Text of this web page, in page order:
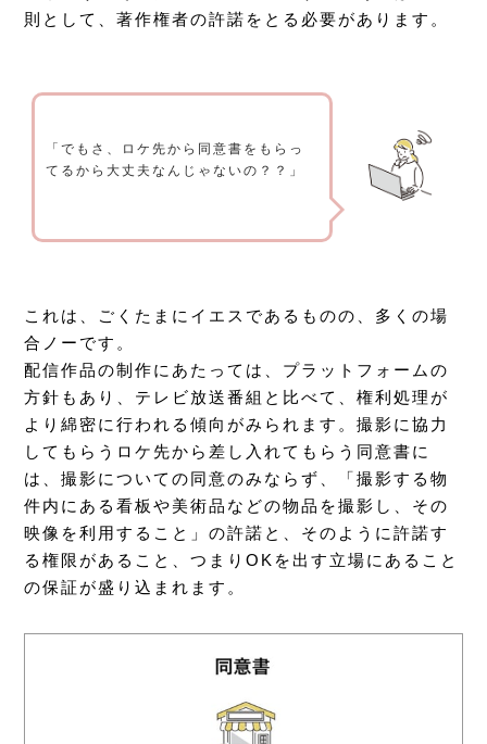
則として、著作権者の許諾をとる必要があります。
「でもさ、ロケ先から同意書をもらっ
てるから大丈夫なんじゃないの？？」
これは、ごくたまにイエスであるものの、多くの場
合ノーです。
配信作品の制作にあたっては、プラットフォームの
方針もあり、テレビ放送番組と比べて、権利処理が
より綿密に行われる傾向がみられます。撮影に協力
してもらうロケ先から差し入れてもらう同意書に
は、撮影についての同意のみならず、「撮影する物
件内にある看板や美術品などの物品を撮影し、その
映像を利用すること」の許諾と、そのように許諾す
る権限があること、つまりOKを出す立場にあること
の保証が盛り込まれます。